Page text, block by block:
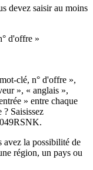
devez saisir au moins
d'offre »
clé, n° d'offre »,
», « anglais »,
» entre chaque
Saisissez
avez la possibilité de
région, un pays ou